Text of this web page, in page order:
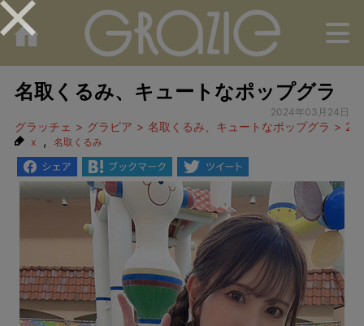
名取くるみ、キュートなポップグラ
2024年03月24日
グラッチェ グラビア 名取くるみ、キュートなポップグラ 2
x , 名取くるみ